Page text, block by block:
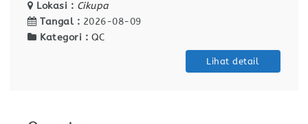
Lokasi : Cikupa
Tangal : 2026-08-09
Kategori : QC
Lihat detail